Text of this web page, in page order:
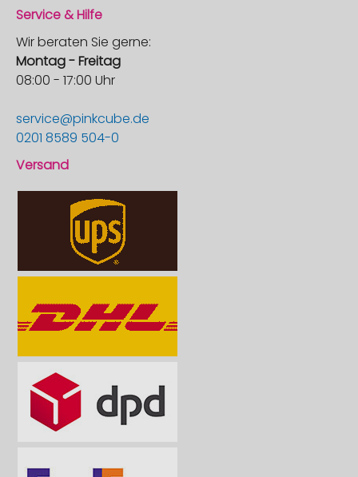
Service & Hilfe
Wir beraten Sie gerne:
Montag - Freitag
08:00 - 17:00 Uhr
service@pinkcube.de
0201 8589 504-0
Versand